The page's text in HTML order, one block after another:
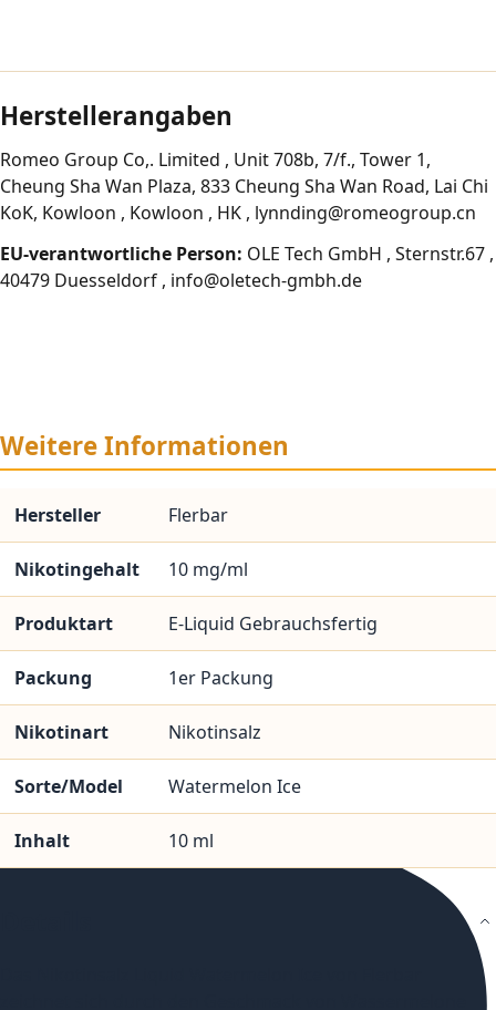
Herstellerangaben
Romeo Group Co,. Limited , Unit 708b, 7/f., Tower 1,
Cheung Sha Wan Plaza, 833 Cheung Sha Wan Road, Lai Chi
KoK, Kowloon , Kowloon , HK , lynnding@romeogroup.cn
EU-verantwortliche Person: OLE Tech GmbH , Sternstr.67 ,
40479 Duesseldorf , info@oletech-gmbh.de
Weitere Informationen
Hersteller Flerbar
Nikotingehalt 10 mg/ml
Produktart E-Liquid Gebrauchsfertig
Packung 1er Packung
Nikotinart Nikotinsalz
Sorte/Model Watermelon Ice
Inhalt 10 ml